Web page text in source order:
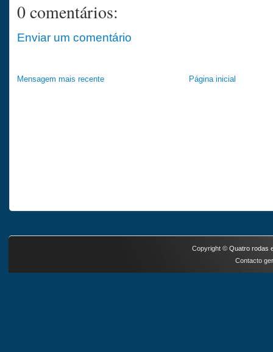
0 comentários:
Enviar um comentário
Mensagem mais recente Página inicial
Copyright © Quatro rodas
Contacto